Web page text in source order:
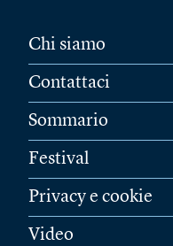
Chi siamo
Contattaci
Sommario
Festival
Privacy e cookie
Video